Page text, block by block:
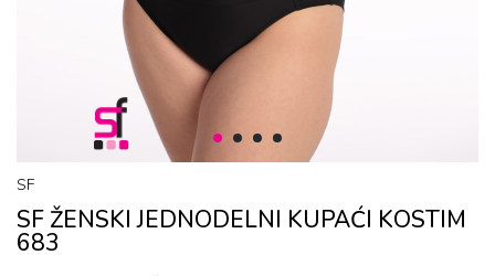
1 2 3 4
SF
SF ŽENSKI JЕDNОDЕLNI KUPAĆI KОSTIM
683